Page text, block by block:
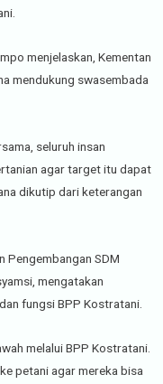
menjelaskan, Kementan
mendukung swasembada
seluruh insan
agar target itu dapat
dikutip dari keterangan
Pengembangan SDM
mengatakan
fungsi BPP Kostratani.
melalui BPP Kostratani.
petani agar mereka bisa